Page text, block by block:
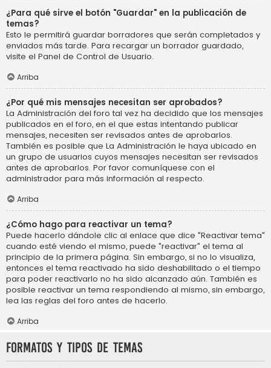
¿Para qué sirve el botón "Guardar" en la publicación de
temas?
Esto le permitirá guardar borradores que serán completados y
enviados más tarde. Para recargar un borrador guardado,
visite el Panel de Control de Usuario.
Arriba
¿Por qué mis mensajes necesitan ser aprobados?
La Administración del foro tal vez ha decidido que los mensajes
publicados en el foro, en el que estas intentando publicar
mensajes, necesiten ser revisados antes de aprobarlos.
También es posible que La Administración le haya ubicado en
un grupo de usuarios cuyos mensajes necesitan ser revisados
antes de aprobarlos. Por favor comuníquese con el
administrador para más información al respecto.
Arriba
¿Cómo hago para reactivar un tema?
Puede hacerlo dándole clic al enlace que dice "Reactivar tema"
cuando esté viendo el mismo, puede "reactivar" el tema al
principio de la primera página. Sin embargo, si no lo visualiza,
entonces el tema reactivado ha sido deshabilitado o el tiempo
para poder reactivarlo no ha sido alcanzado aún. También es
posible reactivar un tema respondiendo al mismo, sin embargo,
lea las reglas del foro antes de hacerlo.
Arriba
Formatos y tipos de temas